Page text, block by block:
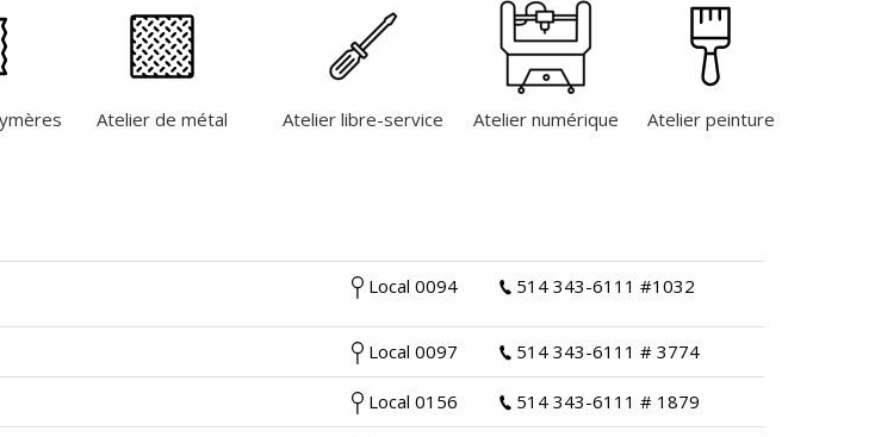
Atelier de métal Atelier libre-service Atelier numérique Atelier peinture
Local 0094 514 343-6111 #1032
Local 0097 514 343-6111 # 3774
Local 0156 514 343-6111 # 1879